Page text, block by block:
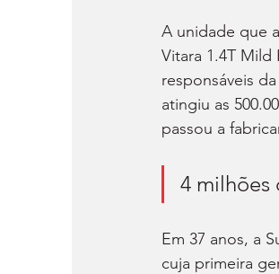
A unidade que
Vitara 1.4T
responsáveis
atingiu as
passou a
4 milhões
Em 37 anos, a
cuja primeira